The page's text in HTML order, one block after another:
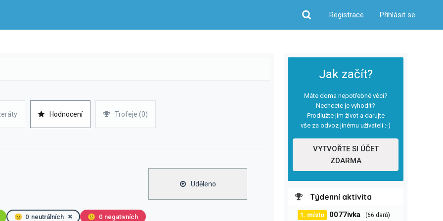
Hledat
Registrace Přihlásit se
Jak začít?
Máte doma nepotřebné věci?
Nechcete je vyhodit?
Prodlužte jim život a darujte
vše za odvoz jinému uživateli :-)
VYTVOŘTE SI ÚČET
ZDARMA
Týdenní aktivita
1. místo 0077ivka (66 darů)
Hodnocení Trofeje (0)
Uděleno
😐 0 neutrálních 🙁 0 negativních